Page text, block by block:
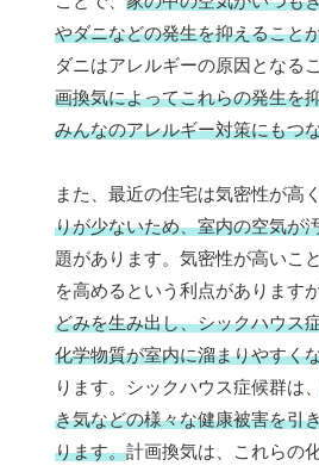
やダニなどの発生を抑えること
ダニはアレルギーの原因となる
画換気によってこれらの発生を
みんなのアレルギー対策にもつ
また、最近の住宅は気密性が高く
りが少ないため、室内の空気が
題があります。気密性が高いこ
を高めるという利点があります
どみを生み出し、シックハウス
化学物質が室内に溜まりやすく
ります。シックハウス症候群は、
き気などの様々な健康被害を引
ります。計画換気は、これらの